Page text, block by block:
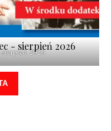
2026
- sierpień 2026